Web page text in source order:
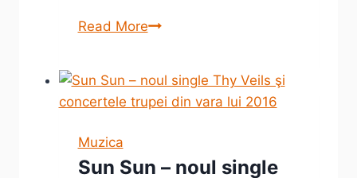
Read MoreJazzTM
Un
playlist
Muzica
Sun Sun – noul single